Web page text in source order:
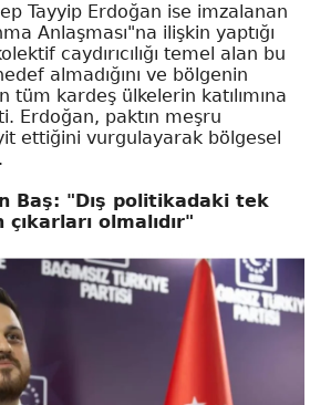
Tayyip Erdoğan ise imzalanan
Anlaşması"na ilişkin yaptığı
caydırıcılığı temel alan bu
almadığını ve bölgenin
tüm kardeş ülkelerin katılımına
Erdoğan, paktın meşru
ettiğini vurgulayarak bölgesel
Baş: "Dış politikadaki tek
olmalıdır"